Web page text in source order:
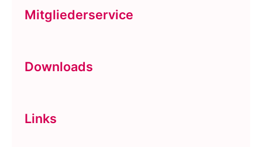
Mitgliederservice
Downloads
Links